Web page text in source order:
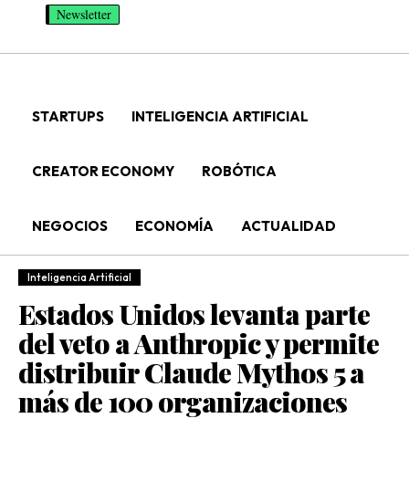
Newsletter
STARTUPS INTELIGENCIA ARTIFICIAL
CREATOR ECONOMY ROBÓTICA
NEGOCIOS ECONOMÍA ACTUALIDAD
Inteligencia Artificial
Estados Unidos levanta parte
del veto a Anthropic y permite
distribuir Claude Mythos 5 a
más de 100 organizaciones